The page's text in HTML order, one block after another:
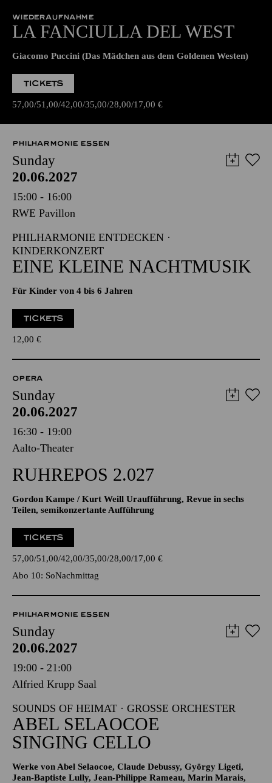
WIEDERAUFNAHME
LA FANCIULLA DEL WEST
Giacomo Puccini (Das Mädchen aus dem Goldenen Westen)
TICKETS
57,00 51,00 42,00 35,00 28,00 17,00 €
PHILHARMONIE ESSEN
Sunday
20.06.2027
15:00 - 16:00
RWE Pavillon
PHILHARMONIE ENTDECKEN ·
KINDERKONZERT
EINE KLEINE NACHTMUSIK
Für Kinder von 4 bis 6 Jahren
TICKETS
12,00 €
OPERA
Sunday
20.06.2027
16:30 - 19:00
Aalto-Theater
RUHREPOS 2.027
Gordon Kampe / Kurt Weill Uraufführung, Revue in sechs
Teilen, semikonzertante Aufführung
TICKETS
57,00 51,00 42,00 35,00 28,00 17,00 €
Abo 10: SoNachmittag
PHILHARMONIE ESSEN
Sunday
20.06.2027
19:00 - 21:00
Alfried Krupp Saal
SOUNDS OF HEIMAT · GROSSE ORCHESTER
ABEL SELAOCOE
SINGING CELLO
Werke von Abel Selaocoe, Claude Debussy, György Ligeti,
Jean-Baptiste Lully, Jean-Philippe Rameau, Marin Marais,